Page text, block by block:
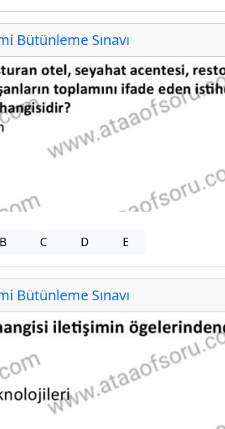
Bütünleme Sınavı
B C D E
Bütünleme Sınavı